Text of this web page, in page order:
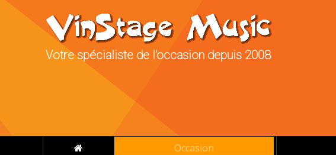
Votre spécialiste de l'occasion depuis 2008
Occasion